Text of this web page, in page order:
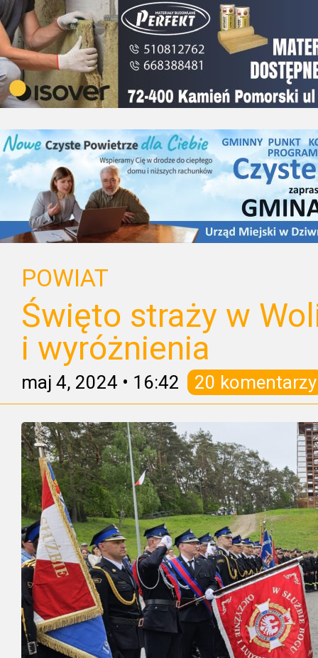
POWIAT
Święto straży w
i wyróżnienia
maj 4, 2024 • 16:42 20 komentarzy